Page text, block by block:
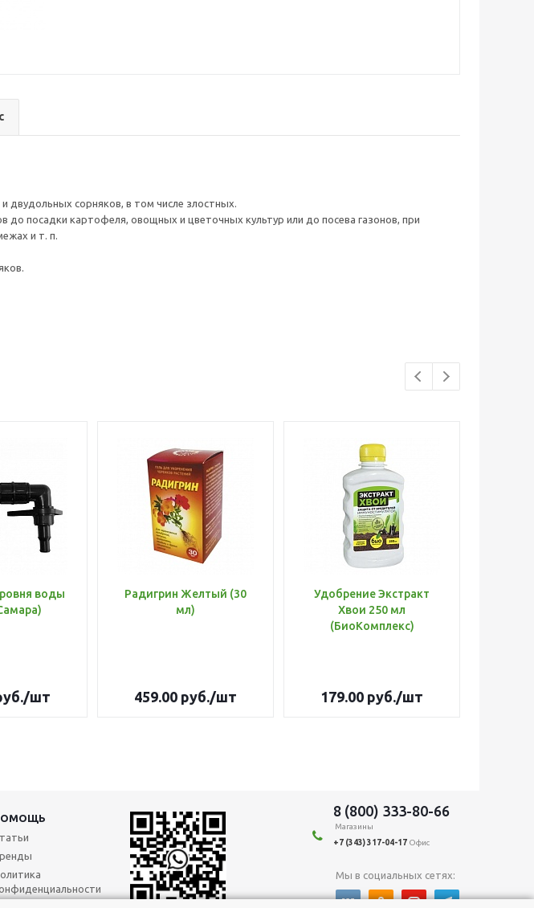
двудольных сорняков, в том числе злостных.
до посадки картофеля, овощных и цветочных культур или до посева газонов, при
и т. п.
воды
/шт
Радигрин Желтый (30
мл)
459.00 руб./шт
Удобрение Экстракт
Хвои 250 мл
(БиоКомплекс)
179.00 руб./шт
8 (800) 333-80-66
Магазины
+7 (343) 317-04-17 Офис
Мы в социальных сетях: